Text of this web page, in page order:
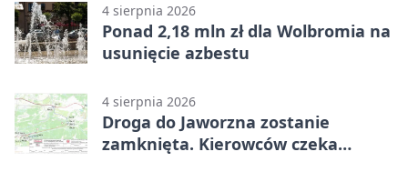
4 sierpnia 2026
Ponad 2,18 mln zł dla Wolbromia na
usunięcie azbestu
4 sierpnia 2026
Droga do Jaworzna zostanie
zamknięta. Kierowców czeka